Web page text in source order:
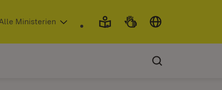
neuem Fenster)
Ministerien